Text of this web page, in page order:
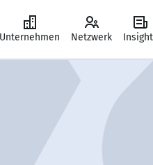
Unternehmen Netzwerk